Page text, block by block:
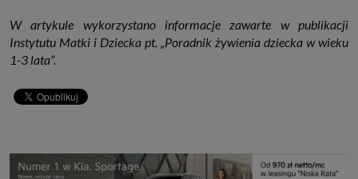
W artykule wykorzystano informacje zawarte w publikacji
Instytutu Matki i Dziecka pt. „Poradnik żywienia dziecka w wieku
1-3 lata”.